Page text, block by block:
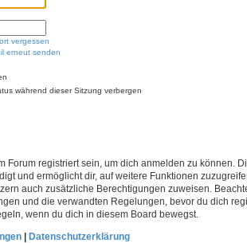
vergessen
erneut senden
während dieser Sitzung verbergen
Forum registriert sein, um dich anmelden zu können.
und ermöglicht dir, auf weitere Funktionen
auch zusätzliche Berechtigungen zuweisen.
und die verwandten Regelungen, bevor du dich
wenn du dich in diesem Board bewegst.
Datenschutzerklärung